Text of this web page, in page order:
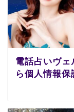
電話占いヴ
ら個人情報